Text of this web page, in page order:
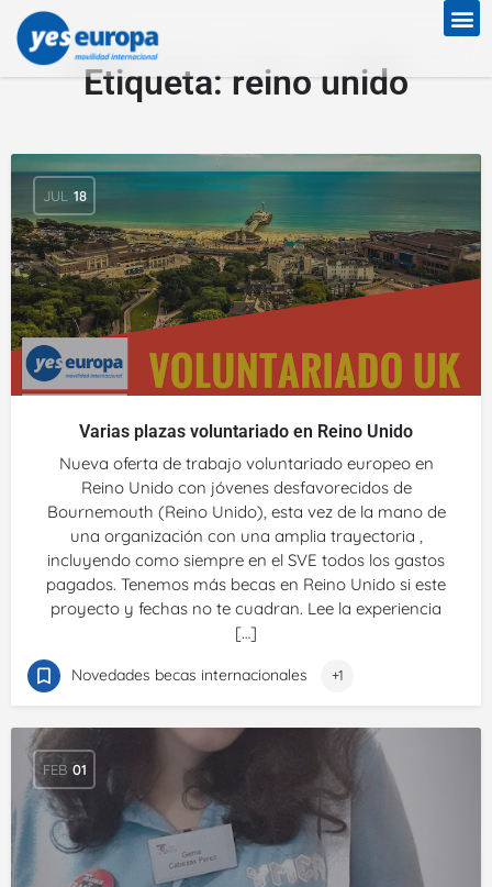
Etiqueta:reino unido
JUL 18
Varias plazas voluntariado en Reino Unido
Nueva oferta de trabajo voluntariado europeo en
Reino Unido con jóvenes desfavorecidos de
Bournemouth (Reino Unido), esta vez de la mano de
una organización con una amplia trayectoria ,
incluyendo como siempre en el SVE todos los gastos
pagados. Tenemos más becas en Reino Unido si este
proyecto y fechas no te cuadran. Lee la experiencia
[…]
Novedades becas internacionales +1
FEB 01